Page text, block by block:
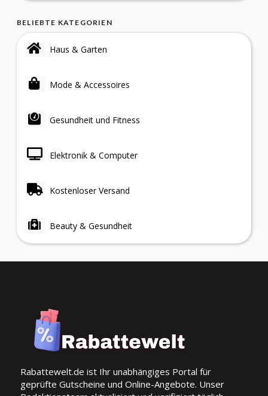
BELIEBTE KATEGORIEN
Haus & Garten
Mode & Accessoires
Gesundheit und Fitness
Elektronik & Computer
Kostenloser Versand
Beauty & Gesundheit
Rabattewelt.de ist Ihr unabhängiges Portal für
geprüfte Gutscheine und Online-Angebote. Unser